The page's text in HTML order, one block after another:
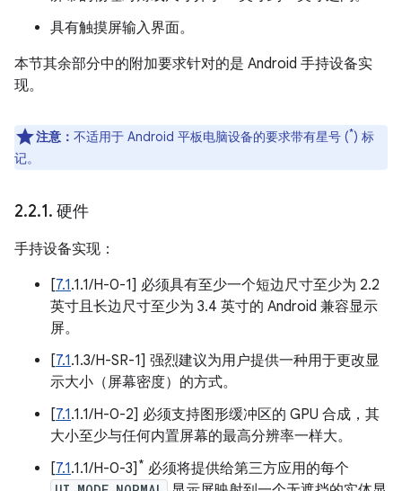
具有触摸屏输入界面。
本节其余部分中的附加要求针对的是 Android 手持设备实
现。
注意： 不适用于 Android 平板电脑设备的要求带有星号 (*) 标
记。
2.2.1. 硬件
手持设备实现：
[7.1.1.1/H-0-1] 必须具有至少一个短边尺寸至少为 2.2
英寸且长边尺寸至少为 3.4 英寸的 Android 兼容显示
屏。
[7.1.1.3/H-SR-1] 强烈建议为用户提供一种用于更改显
示大小（屏幕密度）的方式。
[7.1.1.1/H-0-2] 必须支持图形缓冲区的 GPU 合成，其
大小至少与任何内置屏幕的最高分辨率一样大。
[7.1.1.1/H-0-3] * 必须将提供给第三方应用的每个